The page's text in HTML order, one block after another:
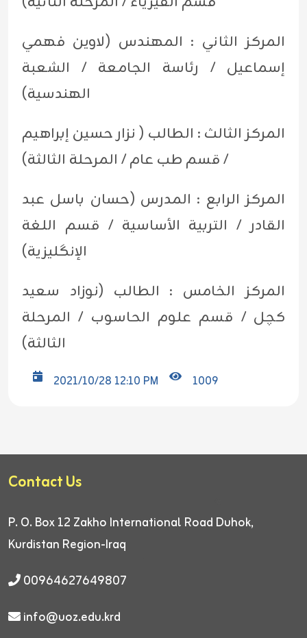
المركز الثاني : المهندس (لاوين فهمي
إسماعيل / رئاسة الجامعة / الشعبة
الهندسية)
المركز الثالث : الطالب ( نزار حسين إبراهيم
/ قسم طب عام / المرحلة الثالثة)
المركز الرابع : المدرس (حسان باسل عبد
القادر / التربية الأساسية / قسم اللغة
الإنگليزية)
المركز الخامس : الطالب (نوزاد سعيد
كچل / قسم علوم الحاسوب / المرحلة
الثالثة)
2021/10/28 12:10 PM 1009
Contact Us
P. O. Box 12 Zakho International Road Duhok,
Kurdistan Region-Iraq
00964627649807
info@uoz.edu.krd